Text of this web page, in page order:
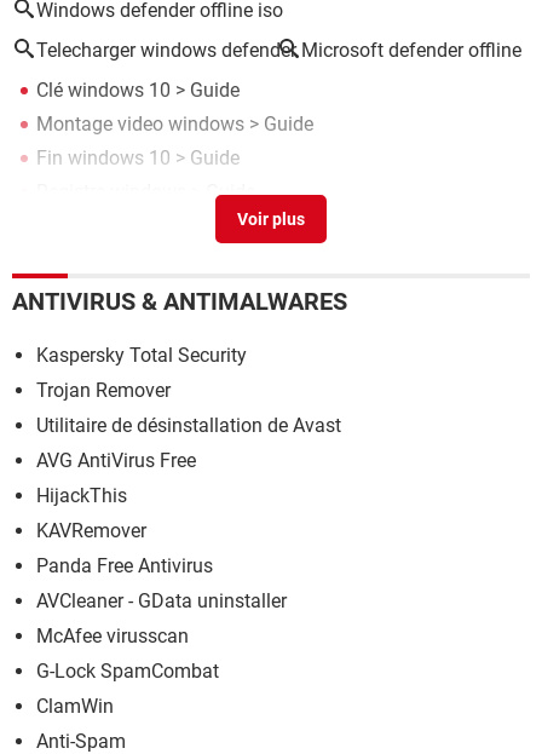
Windows defender offline iso
Telecharger windows defender Microsoft defender offline
Clé windows 10 > Guide
Montage video windows > Guide
Fin windows 10 > Guide
> Guide
Net framework 4.0 v 30319 windows 7 offline installer
ANTIVIRUS & ANTIMALWARES
Kaspersky Total Security
Trojan Remover
Utilitaire de désinstallation de Avast
AVG AntiVirus Free
HijackThis
KAVRemover
Panda Free Antivirus
AVCleaner - GData uninstaller
McAfee virusscan
G-Lock SpamCombat
ClamWin
Anti-Spam